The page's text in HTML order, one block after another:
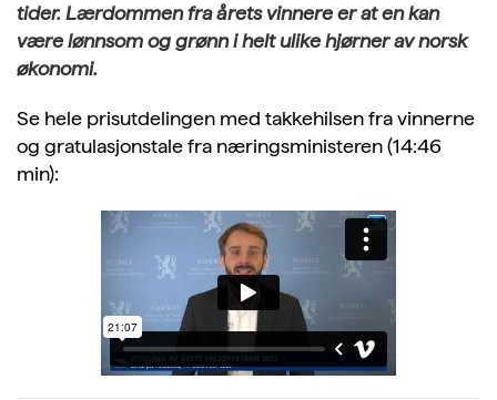
tider. Lærdommen fra årets vinnere er at en kan
være lønnsom og grønn i helt ulike hjørner av norsk
økonomi.
Se hele prisutdelingen med takkehilsen fra vinnerne
og gratulasjonstale fra næringsministeren (14:46
min):